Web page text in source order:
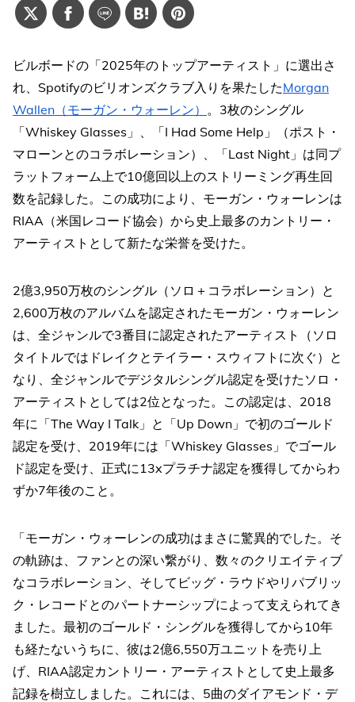
ビルボードの「2025年のトップアーティスト」に選出さ
れ、Spotifyのビリオンズクラブ入りを果たしたMorgan
Wallen（モーガン・ウォーレン） 。3枚のシングル
「Whiskey Glasses」、「I Had Some Help」（ポスト・
マローンとのコラボレーション）、「Last Night」は同プ
ラットフォーム上で10億回以上のストリーミング再生回
数を記録した。この成功により、モーガン・ウォーレンは
RIAA（米国レコード協会）から史上最多のカントリー・
アーティストとして新たな栄誉を受けた。
2億3,950万枚のシングル（ソロ＋コラボレーション）と
2,600万枚のアルバムを認定されたモーガン・ウォーレン
は、全ジャンルで3番目に認定されたアーティスト（ソロ
タイトルではドレイクとテイラー・スウィフトに次ぐ）と
なり、全ジャンルでデジタルシングル認定を受けたソロ・
アーティストとしては2位となった。この認定は、2018
年に「The Way I Talk」と「Up Down」で初のゴールド
認定を受け、2019年には「Whiskey Glasses」でゴール
ド認定を受け、正式に13xプラチナ認定を獲得してからわ
ずか7年後のこと。
「モーガン・ウォーレンの成功はまさに驚異的でした。そ
の軌跡は、ファンとの深い繋がり、数々のクリエイティブ
なコラボレーション、そしてビッグ・ラウドやリパブリッ
ク・レコードとのパートナーシップによって支えられてき
ました。最初のゴールド・シングルを獲得してから10年
も経たないうちに、彼は2億6,550万ユニットを売り上
げ、RIAA認定カントリー・アーティストとして史上最多
記録を樹立しました。これには、5曲のダイアモンド・デ